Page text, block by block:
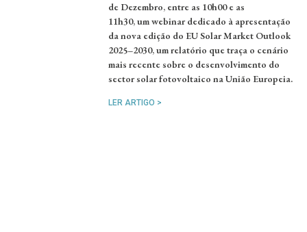
de Dezembro, entre as 10h00 e as
11h30, um webinar dedicado à apresentação
da nova edição do EU Solar Market Outlook
2025–2030, um relatório que traça o cenário
mais recente sobre o desenvolvimento do
sector solar fotovoltaico na União Europeia.
LER ARTIGO >